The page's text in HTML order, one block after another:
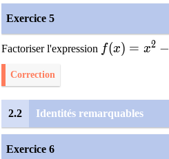
Exercice 5
Factoriser l'expression f(x)=x^2-x
f(x) = x2 −
Correction
2.2 Identités remarquables
Exercice 6